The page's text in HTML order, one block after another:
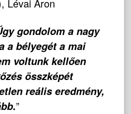
Lévai Áron
gondolom a nagy
a bélyegét a mai
voltunk kellően
összképét
reális eredmény,
”